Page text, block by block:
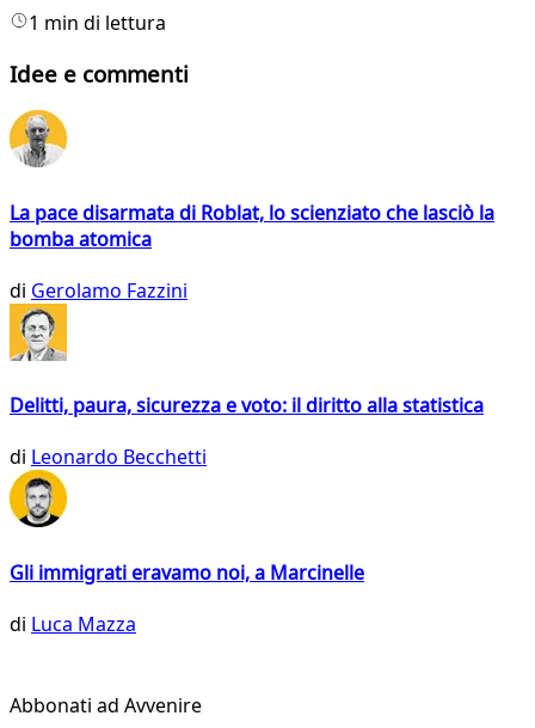
1 min di lettura
Idee e commenti
La pace disarmata di Roblat, lo scienziato che lasciò la
bomba atomica
di Gerolamo Fazzini
Delitti, paura, sicurezza e voto: il diritto alla statistica
di Leonardo Becchetti
Gli immigrati eravamo noi, a Marcinelle
di Luca Mazza
Abbonati ad Avvenire